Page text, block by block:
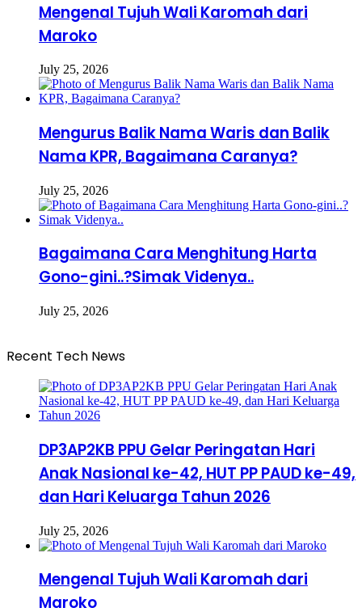
Mengenal Tujuh Wali Karomah dari
Maroko
July 25, 2026
Mengurus Balik Nama Waris dan Balik
Nama KPR, Bagaimana Caranya?
July 25, 2026
Bagaimana Cara Menghitung Harta
Gono-gini..?Simak Videnya..
July 25, 2026
Recent Tech News
DP3AP2KB PPU Gelar Peringatan Hari
Anak Nasional ke-42, HUT PP PAUD ke-49,
dan Hari Keluarga Tahun 2026
July 25, 2026
Mengenal Tujuh Wali Karomah dari
Maroko